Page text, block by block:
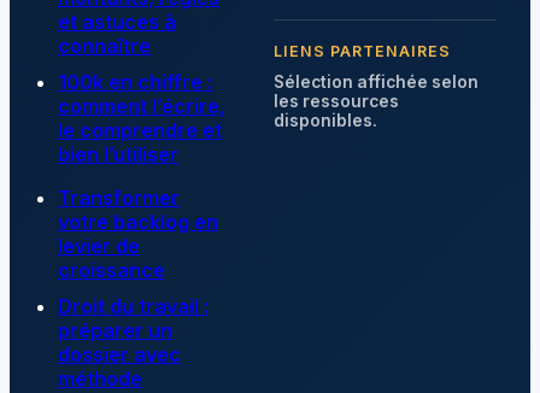
et astuces à
connaître
100k en chiffre :
comment l’écrire,
le comprendre et
bien l’utiliser
Transformer
votre backlog en
levier de
croissance
Droit du travail :
préparer un
dossier avec
méthode
LIENS PARTENAIRES
Sélection affichée selon
les ressources
disponibles.